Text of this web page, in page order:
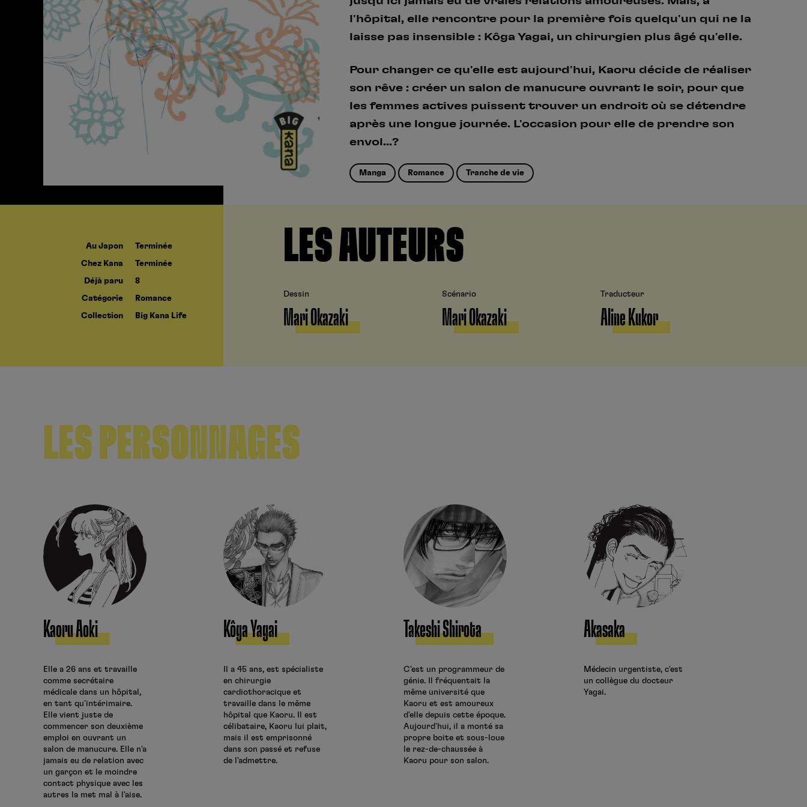
l'hôpital, elle rencontre pour la première fois quelqu'un qui ne la
laisse pas insensible : Kôga Yagai, un chirurgien plus âgé qu'elle.
Pour changer ce qu'elle est aujourd'hui, Kaoru décide de réaliser
son rêve : créer un salon de manucure ouvrant le soir, pour que
les femmes actives puissent trouver un endroit où se détendre
après une longue journée. L'occasion pour elle de prendre son
envol...?
Manga Romance Tranche de vie
Au Japon Terminée
Chez Kana Terminée
Déjà paru 8
Catégorie Romance
Collection Big Kana Life
LES AUTEURS
Dessin
Mari Okazaki
Scénario
Mari Okazaki
Traducteur
Aline Kukor
LES PERSONNAGES
Kaoru Aoki
Elle a 26 ans et travaille
comme secrétaire
médicale dans un hôpital,
en tant qu'intérimaire.
Elle vient juste de
commencer son deuxième
emploi en ouvrant un
salon de manucure. Elle n'a
jamais eu de relation avec
un garçon et le moindre
contact physique avec les
autres la met mal à l'aise.
Kôga Yagai
Il a 45 ans, est spécialiste
en chirurgie
cardiothoracique et
travaille dans le même
hôpital que Kaoru. Il est
célibataire, Kaoru lui plait,
mais il est emprisonné
dans son passé et refuse
de l'admettre.
Takeshi Shirota
C'est un programmeur de
génie. Il fréquentait la
même université que
Kaoru et est amoureux
d'elle depuis cette époque.
Aujourd'hui, il a monté sa
propre boite et sous-loue
le rez-de-chaussée à
Kaoru pour son salon.
Akasaka
Médecin urgentiste, c'est
un collègue du docteur
Yagai.
One Piece
Fire Force
Créer un compte